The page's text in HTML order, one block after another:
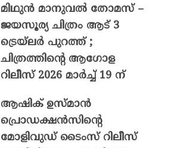
മിഥുൻ മാനുവൽ തോമസ് –
ജയസൂര്യ ചിത്രം ആട് 3
ട്രെയ്‌ലർ പുറത്ത് ;
ചിത്രത്തിന്റെ ആഗോള
റിലീസ് 2026 മാർച്ച് 19 ന്
ആഷിക് ഉസ്മാൻ
പ്രൊഡക്ഷൻസിന്റെ
മോളിവുഡ് ടൈംസ് റിലീസ്